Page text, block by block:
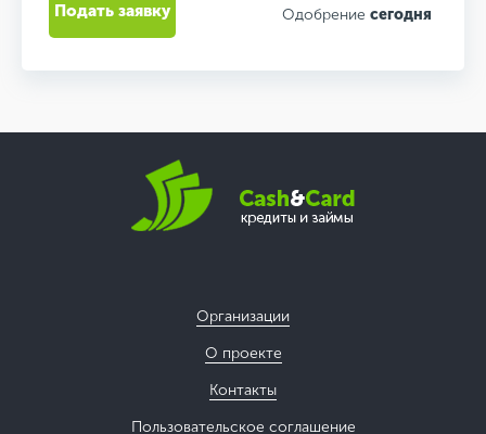
Одобрение сегодня
Подать заявку
Организации
О проекте
Контакты
Пользовательское соглашение